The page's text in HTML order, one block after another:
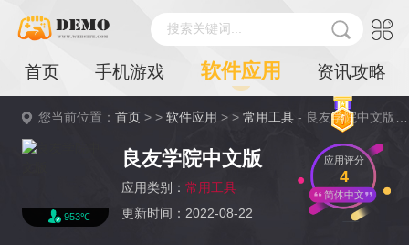
搜索关键词...
首页 手机游戏 软件应用 资讯攻略
您当前位置：首页 > >软件应用 > >常用工具 - 良友学院中文版详情
953℃
良友学院中文版
应用类别： 常用工具
更新时间：2022-08-22
应用评分
4
简体中文